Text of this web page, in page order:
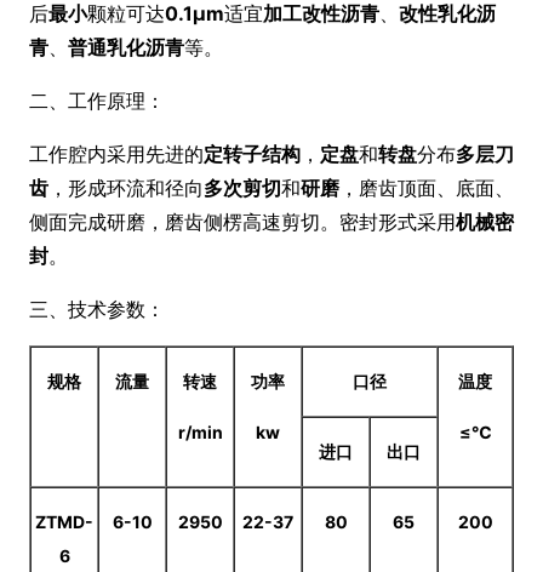
后最小颗粒可达0.1μm适宜加工改性沥青、 改性乳化沥
青、 普通乳化沥青等。
二、工作原理：
工作腔内采用先进的定转子结构 ， 定盘和转盘分布多层刀
齿 ，形成环流和径向多次剪切和研磨 ，磨齿顶面、底面、
侧面完成研磨，磨齿侧楞高速剪切。密封形式采用机械密
封。
三、技术参数：
规格 流量 转速
r/min
功率
kw
口径 温度
≤℃
进口
出口
ZTMD-
6
6-10 2950 22-37 80 65 200